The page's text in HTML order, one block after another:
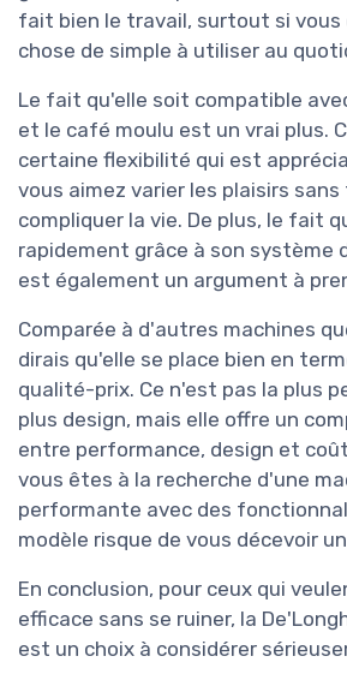
fait bien le travail, surtout si vous
chose de simple à utiliser au
Le fait qu'elle soit compatible
et le café moulu est un vrai plus.
certaine flexibilité qui est
vous aimez varier les plaisirs
compliquer la vie. De plus, le fait
rapidement grâce à son système
est également un argument à
Comparée à d'autres machines
dirais qu'elle se place bien en
qualité-prix. Ce n'est pas la plus
plus design, mais elle offre un
entre performance, design et
vous êtes à la recherche d'une
performante avec des
modèle risque de vous décevoir
En conclusion, pour ceux qui
efficace sans se ruiner, la
est un choix à considérer